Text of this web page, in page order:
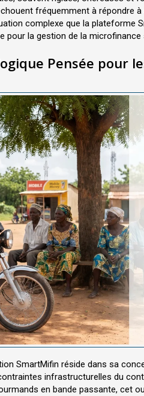
fréquemment à répondre à
complexe que la plateforme
pour la gestion de la
Pensée pour
SmartMifin réside dans sa
infrastructurelles du
en bande passante, cet